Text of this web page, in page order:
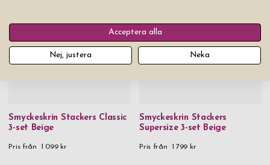
Smyckeskrin Stackers Classic
3-set Beige
Pris från 1 099 kr
Smyckeskrin Stackers
Supersize 3-set Beige
Pris från 1 799 kr
Acceptera alla
Nej, justera Neka